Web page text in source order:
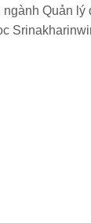
Quản lý